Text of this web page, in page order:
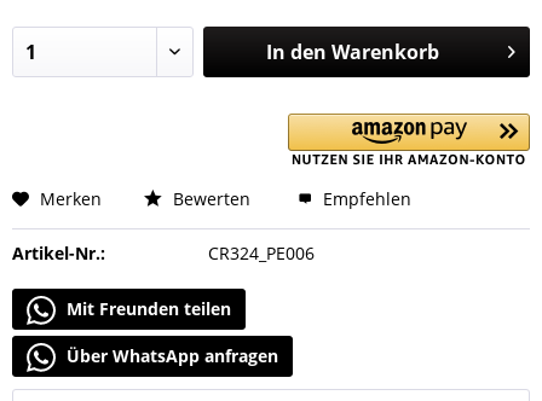
In den Warenkorb
Merken Bewerten Empfehlen
Artikel-Nr.: CR324_PE006
Mit Freunden teilen
Über WhatsApp anfragen